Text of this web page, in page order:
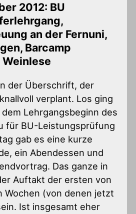
2012: BU
an der Fernuni,
Barcamp
der Überschrift, der
verplant. Los ging
Lehrgangsbeginn des
für BU-Leistungsprüfung
gab es eine kurze
ein Abendessen und
Das ganze in
Auftakt der ersten von
Wochen (von denen jetzt
Ist insgesamt eher